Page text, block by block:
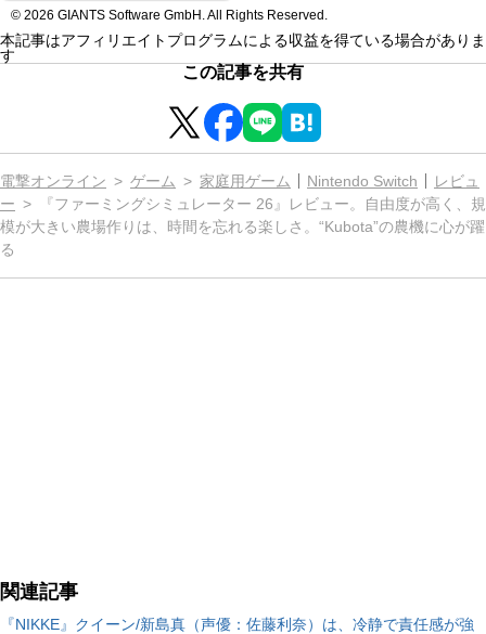
© 2026 GIANTS Software GmbH. All Rights Reserved.
本記事はアフィリエイトプログラムによる収益を得ている場合がありま
す
この記事を共有
電撃オンライン ゲーム 家庭用ゲーム Nintendo Switch
レビュ
ー
『ファーミングシミュレーター 26』レビュー。自由度が高く、規
模が大きい農場作りは、時間を忘れる楽しさ。“Kubota”の農機に心が躍
る
関連記事
『NIKKE』クイーン/新島真（声優：佐藤利奈）は、冷静で責任感が強